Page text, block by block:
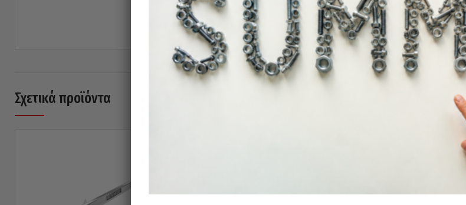
Σχετικά προϊόντα